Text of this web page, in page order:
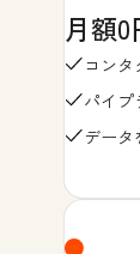
月額0
コン
パイプ
データ